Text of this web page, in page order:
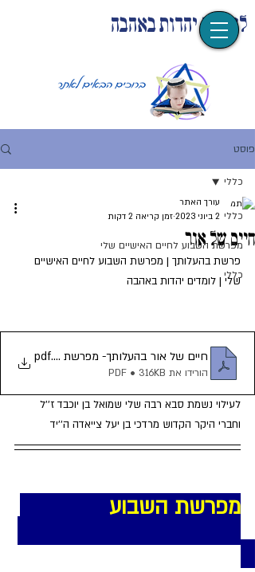
לומדים יהדות באהבה
פוסט
כללי
מפרשת השבוע לחיים האישיים שלי
כללי
כללי
חיים של אור
עורך האתר
2 ביוני 2023
זמן קריאה 2 דקות
פרשת בהעלותך | מפרשת השבוע לחיים האישיים
שלי | לומדים יהדות באהבה
חיים של אור בהעלותך- מפרשת השבוע לחיים האישיים שלי - לומדים יהדות באהבה .pdf
הורידו את PDF • 316KB
לעילוי נשמת סבא רבה שלי שמואל בן יוכבד ז''ל
וחברי היקר הקדוש מרדכי בן יעל צייאדה ה''יד
מפרשת השבוע